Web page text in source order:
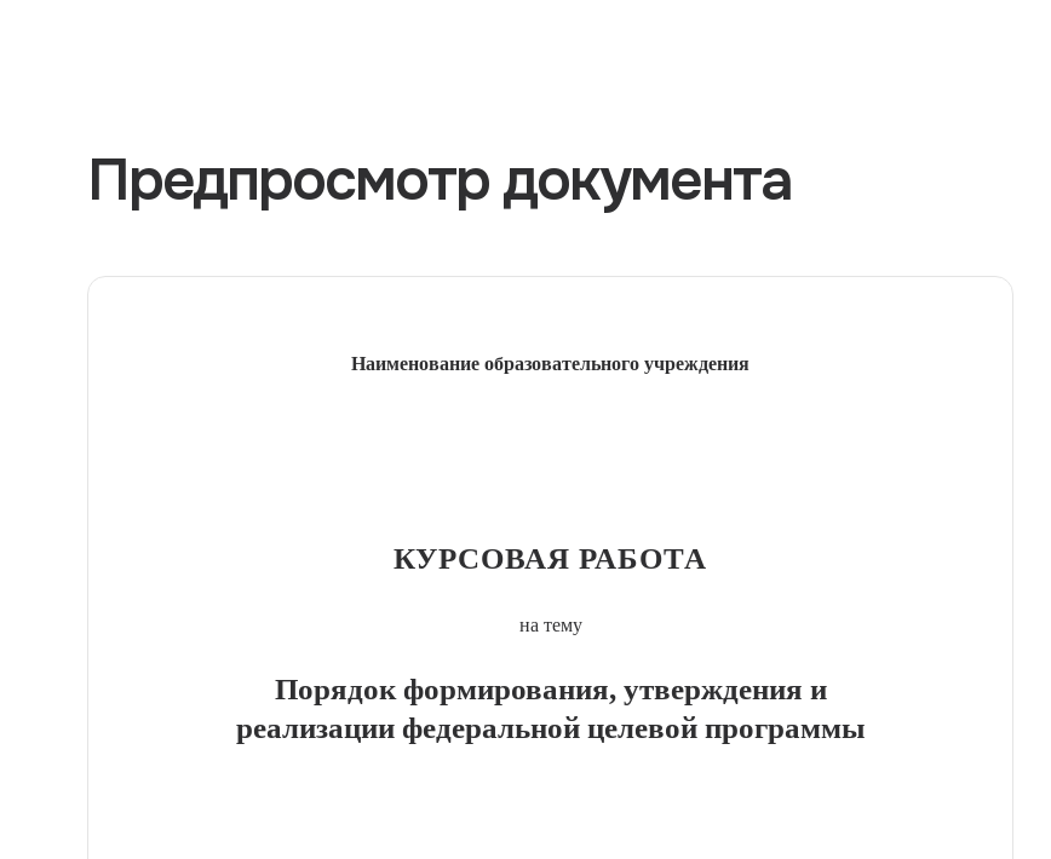
Предпросмотр документа
Наименование образовательного учреждения
КУРСОВАЯ РАБОТА
на тему
Порядок формирования, утверждения и
реализации федеральной целевой программы